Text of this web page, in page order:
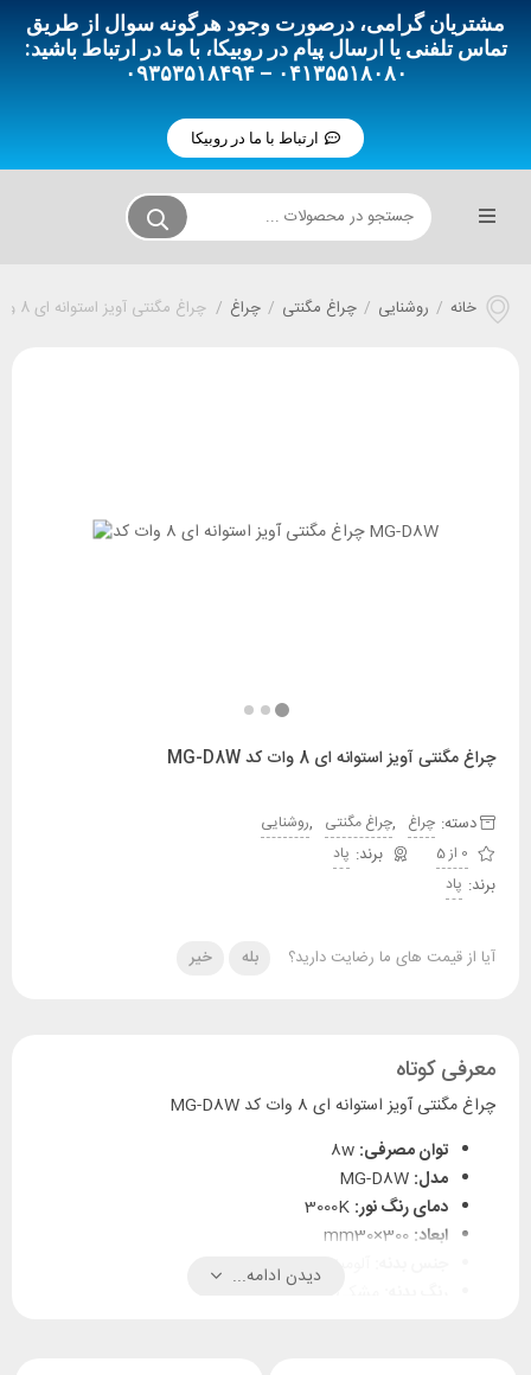
مشتریان گرامی، درصورت وجود هرگونه سوال از طریق
تماس تلفنی یا ارسال پیام در روبیکا، با ما در ارتباط باشید:
۰۴۱۳۵۵۱۸۰۸۰ – ۰۹۳۵۳۵۱۸۴۹۴
ارتباط با ما در روبیکا
خانه / روشنایی / چراغ مگنتی / چراغ / چراغ مگنتی آویز استوانه ای 8 وات کد MG-D8W
چراغ مگنتی آویز استوانه ای 8 وات کد MG-D8W
دسته: چراغ ,چراغ مگنتی ,روشنایی
0 از 5
پاد
برند: پاد
آیا از قیمت های ما رضایت دارید؟ بله خیر
معرفی کوتاه
چراغ مگنتی آویز استوانه ای 8 وات کد MG-D8W
توان مصرفی:
مدل:
دمای رنگ نور:
ابعاد:
آلومینیومیدیدن ادامه...